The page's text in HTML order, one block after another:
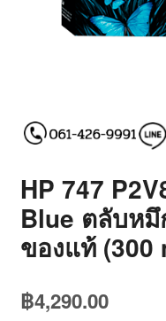
HP 747
Blue ตลับหมึ
ของแท้ (300
฿4,290.00